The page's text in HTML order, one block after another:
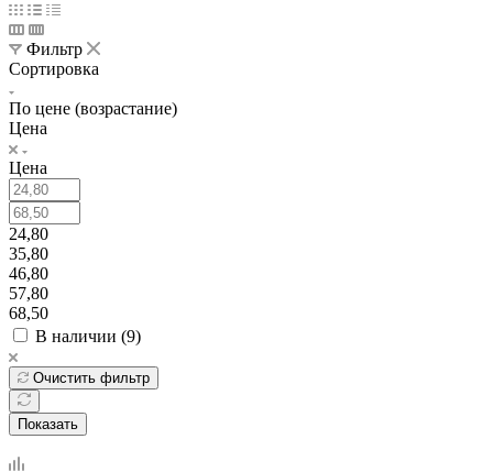
Фильтр
Сортировка
По цене (возрастание)
Цена
Цена
24,80
35,80
46,80
57,80
68,50
В наличии (9)
Очистить фильтр
Показать